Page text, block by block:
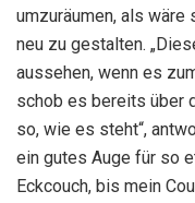
umzuräumen, als wäre
neu zu gestalten.
aussehen, wenn es
schob es bereits über
so, wie es steht“,
ein gutes Auge für so
Eckcouch, bis mein